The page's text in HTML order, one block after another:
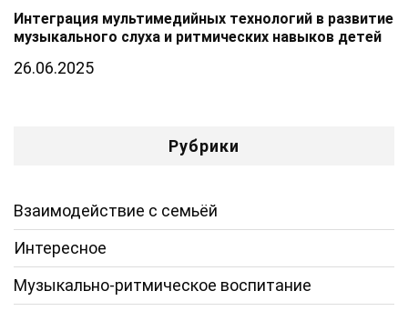
Интеграция мультимедийных технологий в развитие
музыкального слуха и ритмических навыков детей
26.06.2025
Рубрики
Взаимодействие с семьёй
Интересное
Музыкально-ритмическое воспитание